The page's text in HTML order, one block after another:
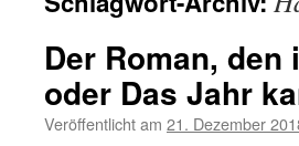
Der Roman,
oder Das Jahr
Veröffentlicht am 21. Dezember